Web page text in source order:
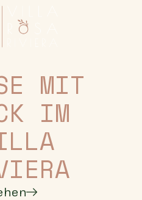
MIT
IM